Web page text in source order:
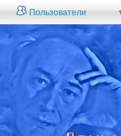
Пользователи